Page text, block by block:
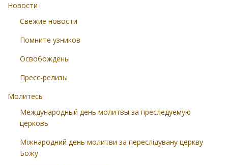
Новости
Свежие новости
Помните узников
Освобождены
Пресс-релизы
Молитесь
Международный день молитвы за преследуемую
церковь
Міжнародний день молитви за переслідувану церкву
Божу